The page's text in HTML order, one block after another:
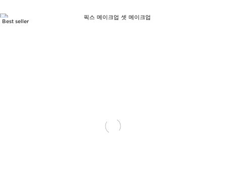
Best seller